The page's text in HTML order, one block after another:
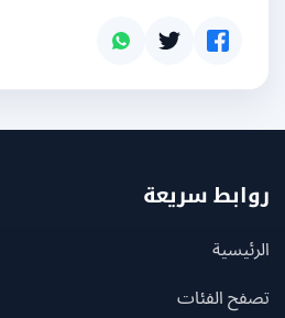
سريعة
الفئات